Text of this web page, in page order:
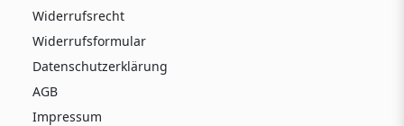
Widerrufsrecht
Widerrufsformular
Datenschutzerklärung
AGB
Impressum